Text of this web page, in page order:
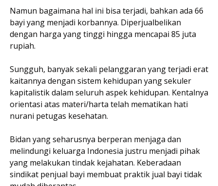
Namun bagaimana hal ini bisa terjadi, bahkan ada 66
bayi yang menjadi korbannya. Diperjualbelikan
dengan harga yang tinggi hingga mencapai 85 juta
rupiah.
Sungguh, banyak sekali pelanggaran yang terjadi erat
kaitannya dengan sistem kehidupan yang sekuler
kapitalistik dalam seluruh aspek kehidupan. Kentalnya
orientasi atas materi/harta telah mematikan hati
nurani petugas kesehatan.
Bidan yang seharusnya berperan menjaga dan
melindungi keluarga Indonesia justru menjadi pihak
yang melakukan tindak kejahatan. Keberadaan
sindikat penjual bayi membuat praktik jual bayi tidak